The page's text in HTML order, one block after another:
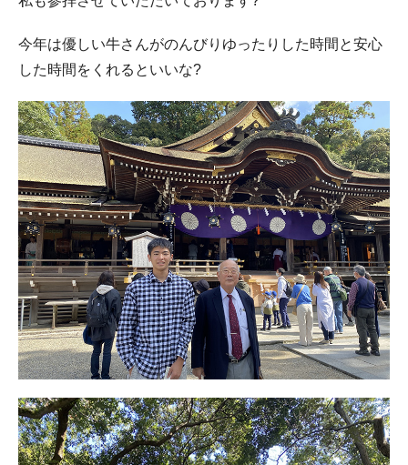
今年は優しい牛さんがのんびりゆったりした時間と安心
した時間をくれるといいな?